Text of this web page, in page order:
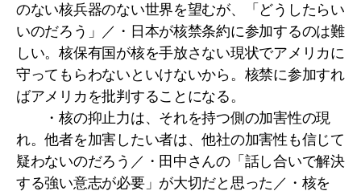
のない核兵器のない世界を望むが、「どうしたらい
いのだろう」／・日本が核禁条約に参加するのは難
しい。核保有国が核を手放さない現状でアメリカに
守ってもらわないといけないから。核禁に参加すれ
ばアメリカを批判することになる。
・核の抑止力は、それを持つ側の加害性の現
れ。他者を加害したい者は、他社の加害性も信じて
疑わないのだろう／・田中さんの「話し合いで解決
する強い意志が必要」が大切だと思った／・核を